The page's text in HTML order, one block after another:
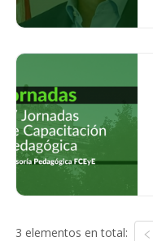
3 elementos en total: